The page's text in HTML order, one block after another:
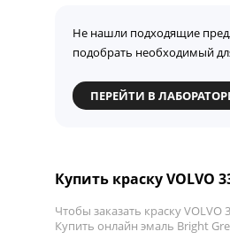
Не нашли подходящие
подобрать необходимый
ПЕРЕЙТИ В
Купить краску VOLVO
Чтобы заказать краску
Купить онлайн эмаль Bright